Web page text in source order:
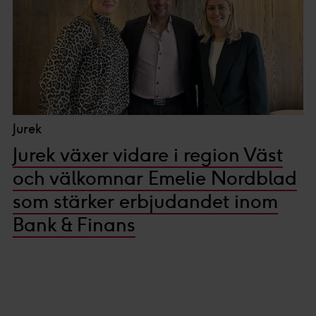
Jurek
Jurek växer vidare i region Väst
och välkomnar Emelie Nordblad
som stärker erbjudandet inom
Bank & Finans